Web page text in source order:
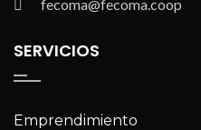
fecoma@fecoma.coop
SERVICIOS
Emprendimiento